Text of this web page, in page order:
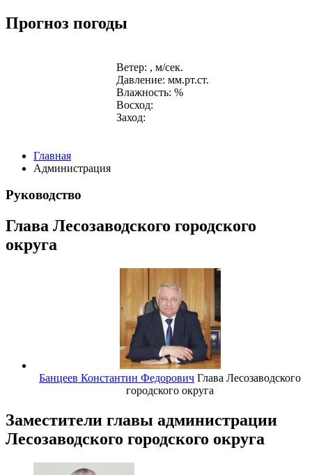
Прогноз погоды
Ветер: , м/сек.
Давление: мм.рт.ст.
Влажность: %
Восход:
Заход:
Главная
Администрация
Руководство
Глава Лесозаводского городского
округа
Банцеев Константин Федорович Глава Лесозаводского
городского округа
Заместители главы администрации
Лесозаводского городского округа